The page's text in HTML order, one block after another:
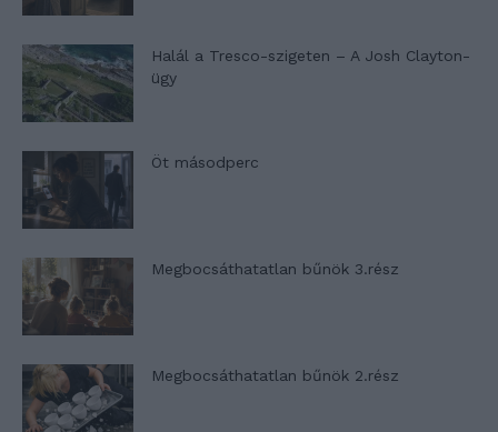
Halál a Tresco-szigeten – A Josh Clayton-
ügy
Öt másodperc
Megbocsáthatatlan bűnök 3.rész
Megbocsáthatatlan bűnök 2.rész